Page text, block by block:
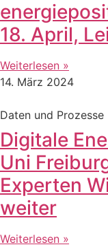
18. April,
Weiterlesen »
14. März 2024
Daten und Prozesse
Digitale
Uni
Experten
weiter
Weiterlesen »